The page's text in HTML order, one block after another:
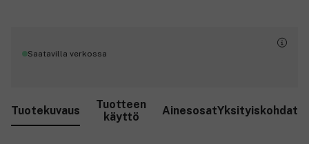
Saatavilla verkossa
Tuotekuvaus
Tuotteen
käyttö
AinesosatYksityiskohdat